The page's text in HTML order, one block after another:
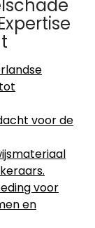
voor de
voor
en